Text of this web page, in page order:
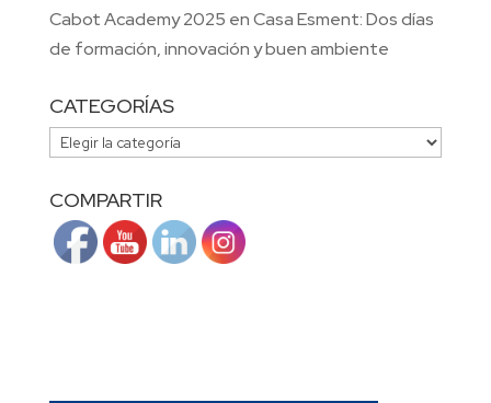
Cabot Academy 2025 en Casa Esment: Dos días
de formación, innovación y buen ambiente
CATEGORÍAS
CATEGORÍAS
COMPARTIR